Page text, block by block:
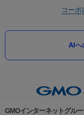
コーポ
AIへ
GMOインターネットグル